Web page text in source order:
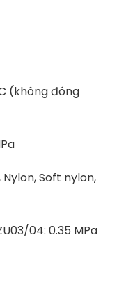
(không đóng
Nylon, Soft nylon,
04: 0.35 MPa